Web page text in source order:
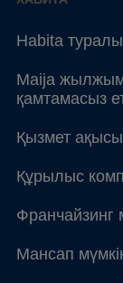
Habita туралы
Maija
қамтамасыз
Қызмет ақысы
Құрылыс
Франчайзинг
Мансап